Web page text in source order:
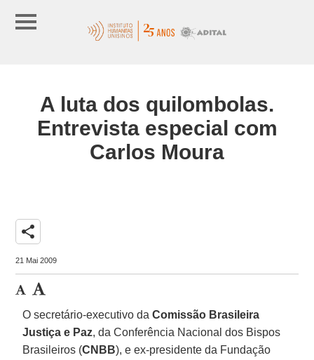
A luta dos quilombolas.
Entrevista especial com
Carlos Moura
share
21 Mai 2009
O secretário-executivo da Comissão Brasileira
Justiça e Paz, da Conferência Nacional dos Bispos
Brasileiros (CNBB), e ex-presidente da Fundação